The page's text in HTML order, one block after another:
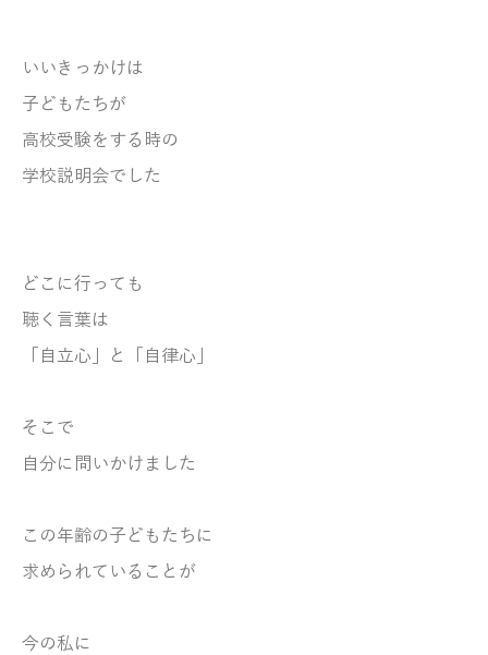
いいきっかけは
子どもたちが
高校受験をする時の
学校説明会でした
どこに行っても
聴く言葉は
「自立心」と「自律心」
そこで
自分に問いかけました
この年齢の子どもたちに
求められていることが
今の私に